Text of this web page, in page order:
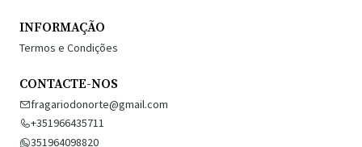
INFORMAÇÃO
Termos e Condições
CONTACTE-NOS
fragariodonorte@gmail.com
+351966435711
351964098820